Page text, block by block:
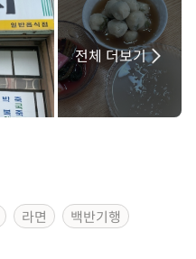
전체 더보기
라면
백반기행